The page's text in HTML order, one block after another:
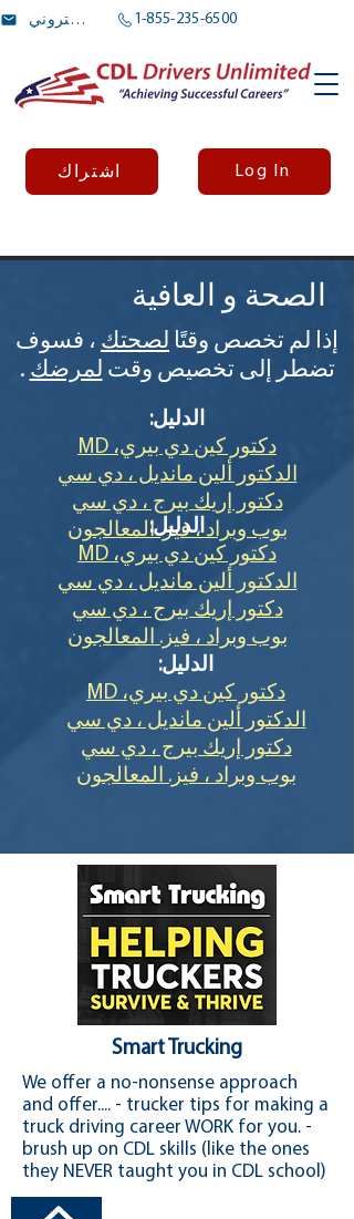
بريد الالكتروني 1-855-235-6500
اشتراك Log In
الصحة و العافية
إذا لم تخصص وقتًا لصحتك ، فسوف
تضطر إلى تخصيص وقت لمرضك .
الدليل:
دكتور كين دي بيري، MD
الدكتور ألين مانديل ، دي سي
دكتور إريك بيرج ، دي سي
بوب وبراد ، فيز. المعالجون
الدليل:
دكتور كين دي بيري، MD
الدكتور ألين مانديل ، دي سي
دكتور إريك بيرج ، دي سي
بوب وبراد ، فيز. المعالجون
الدليل:
دكتور كين دي بيري، MD
الدكتور ألين مانديل ، دي سي
دكتور إريك بيرج ، دي سي
بوب وبراد ، فيز. المعالجون
Smart Trucking
We offer a no-nonsense approach
and offer.... - trucker tips for making a
truck driving career WORK for you. -
brush up on CDL skills (like the ones
they NEVER taught you in CDL school)